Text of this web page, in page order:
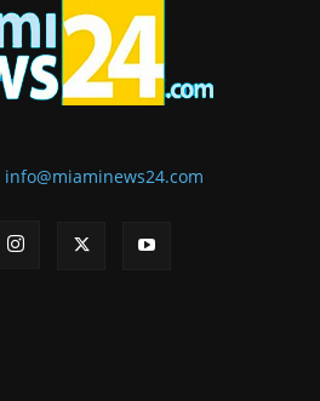
info@miaminews24.com